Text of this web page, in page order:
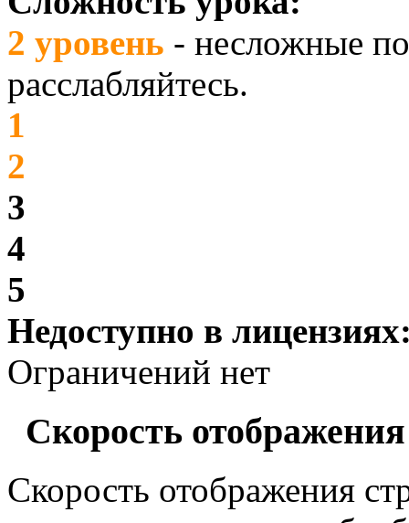
2 уровень - несложные
расслабляйтесь.
1
2
3
4
5
Недоступно в
Ограничений нет
Скорость
Скорость отображения